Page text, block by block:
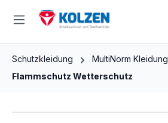
Zum Hauptinhalt springen
Schutzkleidung
MultiNorm Kleidung
Flammschutz Wetterschutz